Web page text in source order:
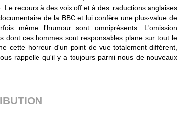
Le recours à des voix off et à des traductions anglaises
de la BBC et lui confère une plus-value de
même l'humour sont omniprésents. L'omission
dont ces hommes sont responsables plane sur tout le
cette horreur d'un point de vue totalement différent,
rappelle qu'il y a toujours parmi nous de nouveaux